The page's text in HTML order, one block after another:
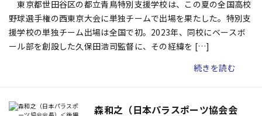
東京都世田谷区の都立青鳥特別支援学校は、この夏の全国高校
野球選手権の西東京大会に単独チームで出場を果たした。特別支
援学校の単独チーム出場は全国で初。2023年、同校にベースボ
ール部を創設した久保田浩司監督に、その経緯を […]
続きを読む
森和之（日本パラスポーツ協会会